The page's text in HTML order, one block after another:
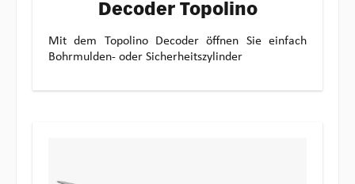
Decoder Topolino
Mit dem Topolino Decoder öffnen Sie einfach
Bohrmulden- oder Sicherheitszylinder